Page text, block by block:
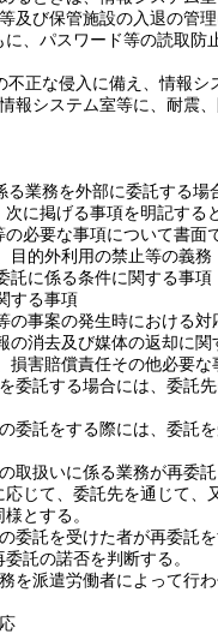
及び保管施設の入退の管
、パスワード等の読取防
正な侵入に備え、情報
報システム室等に、耐震
業務を外部に委託する
次に掲げる事項を明記す
必要な事項について書面
目的外利用の禁止等の義務
託に係る条件に関する事項
する事項
の事案の発生時における対
の消去及び媒体の返却に関
損害賠償責任その他必要な
委託する場合には、委託
委託をする際には、委託
取扱いに係る業務が再委
じて、委託先を通じて、
とする。
委託を受けた者が再委託
託の諾否を判断する。
を派遣労働者によって行